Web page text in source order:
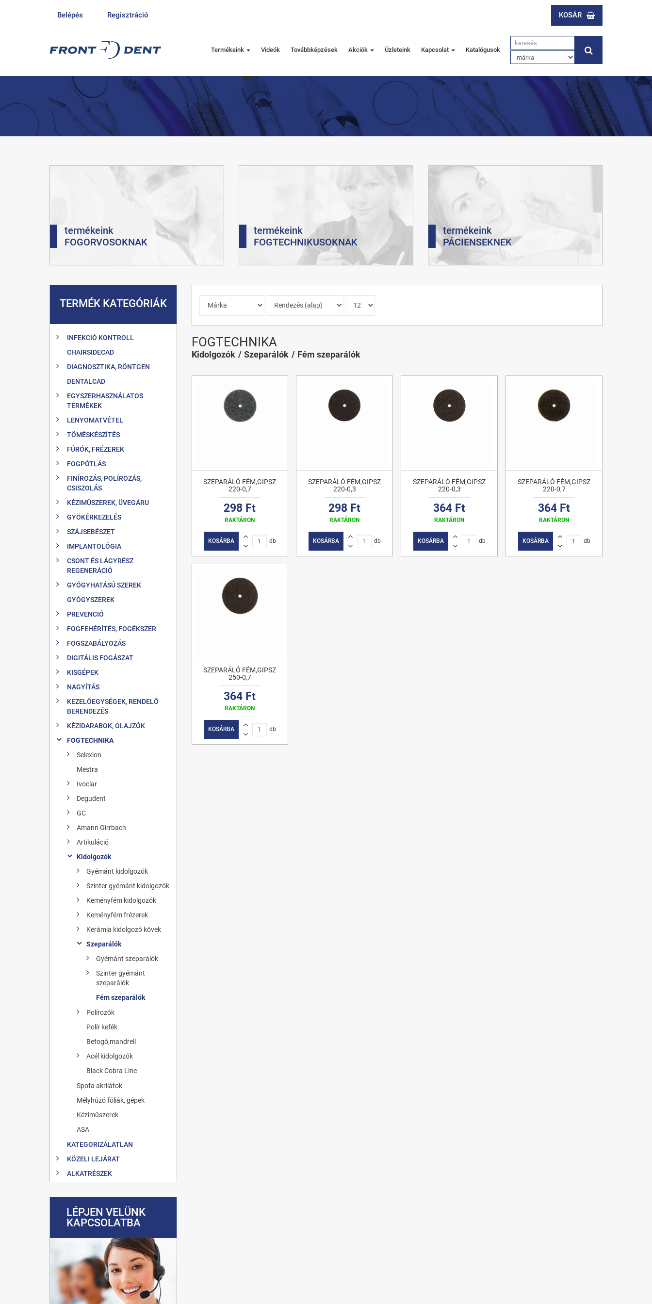
Belépés Regisztráció KOSÁR
Termékeink Videók Továbbképzések Akciók Üzleteink Kapcsolat Katalógusok
termékeink
FOGORVOSOKNAK
termékeink
FOGTECHNIKUSOKNAK
termékeink
PÁCIENSEKNEK
TERMÉK KATEGÓRIÁK
INFEKCIÓ KONTROLL
CHAIRSIDECAD
DIAGNOSZTIKA, RÖNTGEN
DENTALCAD
EGYSZERHASZNÁLATOS
TERMÉKEK
LENYOMATVÉTEL
TÖMÉSKÉSZÍTÉS
FÚRÓK, FRÉZEREK
FOGPÓTLÁS
FINÍROZÁS, POLÍROZÁS,
CSISZOLÁS
KÉZIMŰSZEREK, ÜVEGÁRU
GYÖKÉRKEZELÉS
SZÁJSEBÉSZET
IMPLANTOLÓGIA
CSONT ÉS LÁGYRÉSZ
REGENERÁCIÓ
GYÓGYHATÁSÚ SZEREK
GYÓGYSZEREK
PREVENCIÓ
FOGFEHÉRÍTÉS, FOGÉKSZER
FOGSZABÁLYOZÁS
DIGITÁLIS FOGÁSZAT
KISGÉPEK
NAGYÍTÁS
KEZELŐEGYSÉGEK, RENDELŐ
BERENDEZÉS
KÉZIDARABOK, OLAJZÓK
FOGTECHNIKA
Selexion
Mestra
Ivoclar
Degudent
GC
Amann Girrbach
Artikuláció
Kidolgozók
Gyémánt kidolgozók
Szinter gyémánt kidolgozók
Keményfém kidolgozók
Keményfém frézerek
Kerámia kidolgozó kövek
Szeparálók
Gyémánt szeparálók
Szinter gyémánt
szeparálók
Fém szeparálók
Polírozók
Polír kefék
Befogó,mandrell
Acél kidolgozók
Black Cobra Line
Spofa akrilátok
Mélyhúzó fóliák, gépek
Kéziműszerek
ASA
KATEGORIZÁLATLAN
KÖZELI LEJÁRAT
ALKATRÉSZEK
LÉPJEN VELÜNK
KAPCSOLATBA
FOGTECHNIKA
Kidolgozók Szeparálók Fém szeparálók
SZEPARÁLÓ FÉM,GIPSZ
220-0,7
298 Ft
RAKTÁRON
KOSÁRBA db
SZEPARÁLÓ FÉM,GIPSZ
220-0,3
298 Ft
RAKTÁRON
KOSÁRBA db
SZEPARÁLÓ FÉM,GIPSZ
220-0,3
364 Ft
RAKTÁRON
KOSÁRBA db
SZEPARÁLÓ FÉM,GIPSZ
220-0,7
364 Ft
RAKTÁRON
KOSÁRBA db
SZEPARÁLÓ FÉM,GIPSZ
250-0,7
364 Ft
RAKTÁRON
KOSÁRBA db